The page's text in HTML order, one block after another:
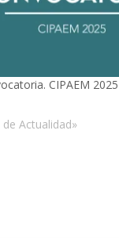
CIPAEM 2025
Actualidad»